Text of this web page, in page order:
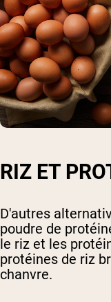
RIZ ET
D'autres
poudre de
le riz et les
protéines de riz
chanvre.